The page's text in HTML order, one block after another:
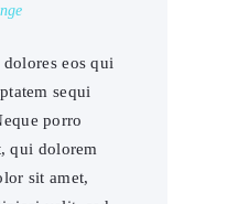
eos qui
sequi
porro
qui dolorem
sit amet,